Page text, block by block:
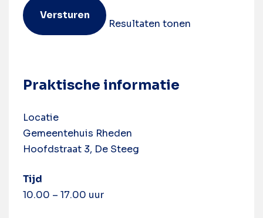
Resultaten tonen
Praktische informatie
Locatie
Gemeentehuis Rheden
Hoofdstraat 3, De Steeg
Tijd
10.00 – 17.00 uur